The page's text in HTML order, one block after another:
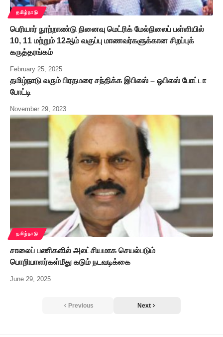
தமிழ்நாடு
பெரியார் நூற்றாண்டு நினைவு மெட்ரிக் மேல்நிலைப் பள்ளியில்
10, 11 மற்றும் 12ஆம் வகுப்பு மாணவர்களுக்கான சிறப்புக்
கருத்தரங்கம்
February 25, 2025
தமிழ்நாடு வரும் பிரதமரை சந்திக்க இபிஎஸ் – ஓபிஎஸ் போட்டா
போட்டி
November 29, 2023
தமிழ்நாடு
சாலைப் பணிகளில் அலட்சியமாக செயல்படும்
பொறியாளர்கள்மீது கடும் நடவடிக்கை
June 29, 2025
Previous Next